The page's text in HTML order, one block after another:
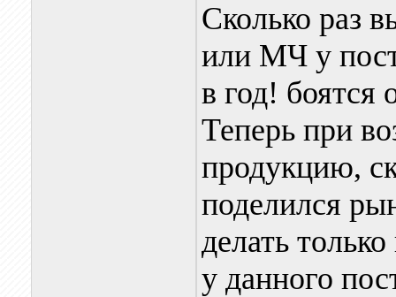
Сколько раз
или МЧ у
в год! боятся
Теперь при
продукцию,
поделился
делать
у данного